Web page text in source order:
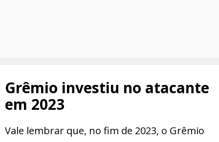
Grêmio investiu no atacante
em 2023
Vale lembrar que, no fim de 2023, o Grêmio